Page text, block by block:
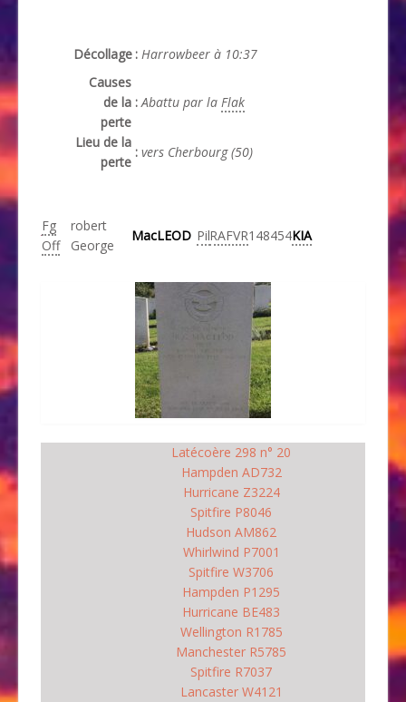
Décollage : Harrowbeer à 10:37
Causes
de la
perte
: Abattu par la Flak
Lieu de la
perte
: vers Cherbourg(50)
Fg
Off
robert
George
MacLEOD PilRAFVR148454KIA
Latécoère 298 n° 20
Hampden AD732
Hurricane Z3224
Spitfire P8046
Hudson AM862
Whirlwind P7001
Spitfire W3706
Hampden P1295
Hurricane BE483
Wellington R1785
Manchester R5785
Spitfire R7037
Lancaster W4121